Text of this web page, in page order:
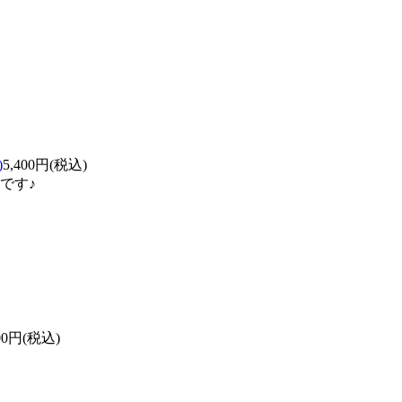
5,400円(税込)
す♪
円(税込)